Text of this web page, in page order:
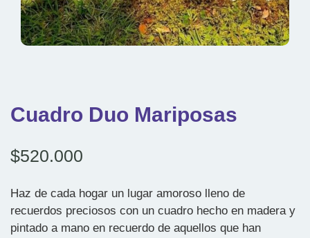
Cuadro Duo Mariposas
$520.000
Haz de cada hogar un lugar amoroso lleno de
recuerdos preciosos con un cuadro hecho en madera y
pintado a mano en recuerdo de aquellos que han